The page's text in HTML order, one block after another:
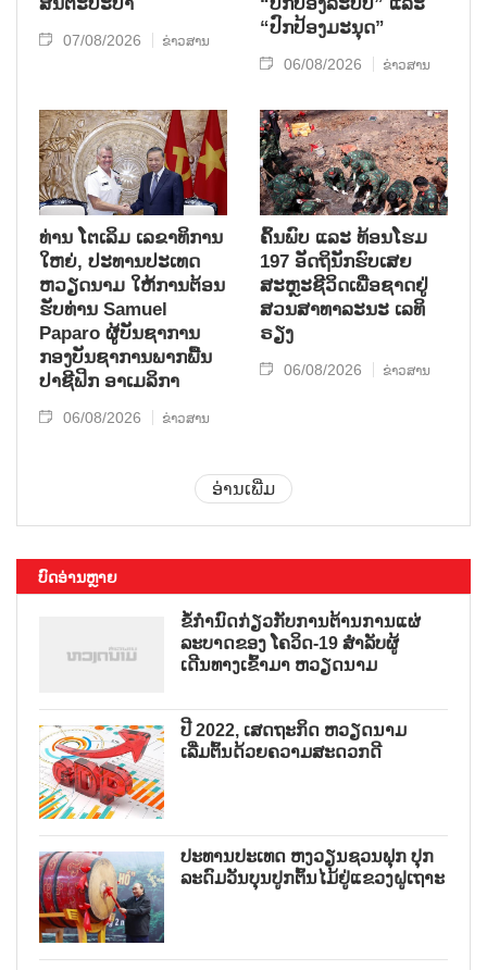
ສັນຕະປະປາ
07/08/2026 ຂ່າວສານ
“ປົກປ້ອງລະບົບ” ແລະ
“ປົກປ້ອງມະນຸດ”
06/08/2026 ຂ່າວສານ
ທ່ານ ໂຕ​ເລິມ ເລ​ຂາ​ທິ​ການ​
ໃຫຍ່, ປະ​ທານ​ປະ​ເທດ ​
ຫວຽດ​ນາມ ໃຫ້​ການ​ຕ້ອນ​
ຮັບ​ທ່ານ Samuel
Paparo ຜູ້​ບັນ​ຊາ​ການ
ກອງ​ບັນ​ຊາ​ການພາກ​ພື້ນ​
ປາ​ຊີ​ຟິກ ອາ​ເມ​ລິ​ກາ
06/08/2026 ຂ່າວສານ
ຄົ້ນ​ພົບ ແລະ ທ້ອນ​ໂຮມ
197 ອັດ​ຖິ​ນັກ​ຮົບ​ເສຍ​
ສະຫຼະ​ຊີ​ວິດ​ເພື່ອ​ຊາດ​ຢູ່​
ສວນ​ສາ​ທາ​ລະ​ນະ ເລ​ທິ​
ຣຽງ
06/08/2026 ຂ່າວສານ
ອ່ານເພີ່ມ
ບົດອ່ານຫຼາຍ
ຂໍ້ກຳນົດກ່ຽວກັບການຕ້ານການແຜ່
ລະບາດຂອງ ໂຄວິດ-19 ສຳລັບຜູ້
ເດີນທາງເຂົ້າມາ ຫວຽດນາມ
ປີ 2022, ເສດຖະກິດ ຫວຽດນາມ
ເລີ່ມຕົ້ນດ້ວຍຄວາມສະດວກດີ
ປະທານປະເທດ ຫງວຽນຊວນຟຸກ ປຸກ
ລະດົມວັນບຸນປູກຕົ້ນໄມ້ຢູ່ແຂວງຝູເຖາະ